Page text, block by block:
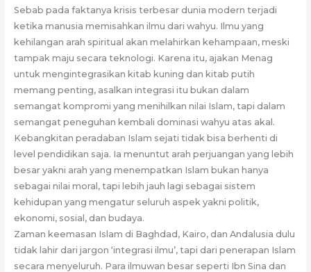
Sebab pada faktanya krisis terbesar dunia modern terjadi
ketika manusia memisahkan ilmu dari wahyu. Ilmu yang
kehilangan arah spiritual akan melahirkan kehampaan, meski
tampak maju secara teknologi. Karena itu, ajakan Menag
untuk mengintegrasikan kitab kuning dan kitab putih
memang penting, asalkan integrasi itu bukan dalam
semangat kompromi yang menihilkan nilai Islam, tapi dalam
semangat peneguhan kembali dominasi wahyu atas akal.
Kebangkitan peradaban Islam sejati tidak bisa berhenti di
level pendidikan saja. Ia menuntut arah perjuangan yang lebih
besar yakni arah yang menempatkan Islam bukan hanya
sebagai nilai moral, tapi lebih jauh lagi sebagai sistem
kehidupan yang mengatur seluruh aspek yakni politik,
ekonomi, sosial, dan budaya.
Zaman keemasan Islam di Baghdad, Kairo, dan Andalusia dulu
tidak lahir dari jargon ‘integrasi ilmu’, tapi dari penerapan Islam
secara menyeluruh. Para ilmuwan besar seperti Ibn Sina dan